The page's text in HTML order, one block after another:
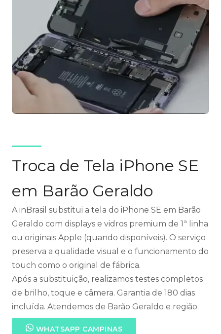
Troca de Tela iPhone SE
em Barão Geraldo
A inBrasil substitui a tela do iPhone SE em Barão
Geraldo com displays e vidros premium de 1ª linha
ou originais Apple (quando disponíveis). O serviço
preserva a qualidade visual e o funcionamento do
touch como o original de fábrica.
Após a substituição, realizamos testes completos
de brilho, toque e câmera. Garantia de 180 dias
incluída. Atendemos de Barão Geraldo e região.
WHATSAPP CAMPINAS